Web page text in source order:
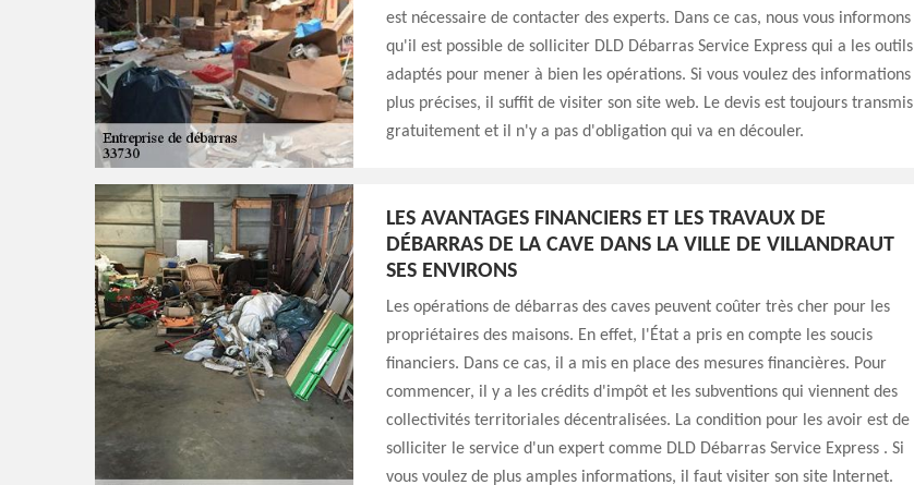
est nécessaire de contacter des experts. Dans ce cas, nous vous informons
qu'il est possible de solliciter DLD Débarras Service Express qui a les outils
adaptés pour mener à bien les opérations. Si vous voulez des informations
plus précises, il suffit de visiter son site web. Le devis est toujours transmis
gratuitement et il n'y a pas d'obligation qui va en découler.
LES AVANTAGES FINANCIERS ET LES TRAVAUX DE
DÉBARRAS DE LA CAVE DANS LA VILLE DE VILLANDRAUT
SES ENVIRONS
Les opérations de débarras des caves peuvent coûter très cher pour les
propriétaires des maisons. En effet, l'État a pris en compte les soucis
financiers. Dans ce cas, il a mis en place des mesures financières. Pour
commencer, il y a les crédits d'impôt et les subventions qui viennent des
collectivités territoriales décentralisées. La condition pour les avoir est de
solliciter le service d'un expert comme DLD Débarras Service Express . Si
vous voulez de plus amples informations, il faut visiter son site Internet.